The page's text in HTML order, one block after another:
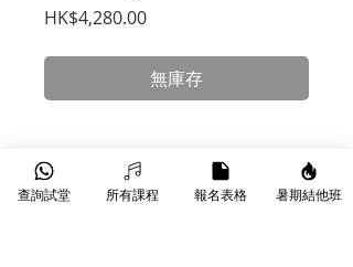
HK$4,280.00價
無庫存
Terms & Conditions
6個月保養（不包括結他電子原件、
查詢試堂 所有課程 報名表格 暑期結他班